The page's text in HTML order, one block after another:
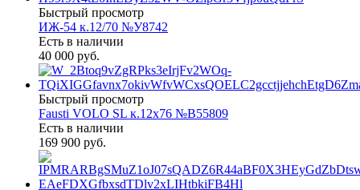
Быстрый просмотр
ИЖ-54 к.12/70 №У8742
Есть в наличии
40 000 руб.
Быстрый просмотр
Fausti VOLO SL к.12х76 №В55809
Есть в наличии
169 900 руб.